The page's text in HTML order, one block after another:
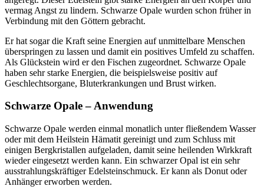
vermag Angst zu lindern. Schwarze Opale wurden schon früher in
Verbindung mit den Göttern gebracht.
Er hat sogar die Kraft seine Energien auf unmittelbare Menschen
überspringen zu lassen und damit ein positives Umfeld zu schaffen.
Als Glückstein wird er den Fischen zugeordnet. Schwarze Opale
haben sehr starke Energien, die beispielsweise positiv auf
Geschlechtsorgane, Bluterkrankungen und Brust wirken.
Schwarze Opale – Anwendung
Schwarze Opale werden einmal monatlich unter fließendem Wasser
oder mit dem Heilstein Hämatit gereinigt und zum Schluss mit
einigen Bergkristallen aufgeladen, damit seine heilenden Wirkkraft
wieder eingesetzt werden kann. Ein schwarzer Opal ist ein sehr
ausstrahlungskräftiger Edelsteinschmuck. Er kann als Donut oder
Anhänger erworben werden.